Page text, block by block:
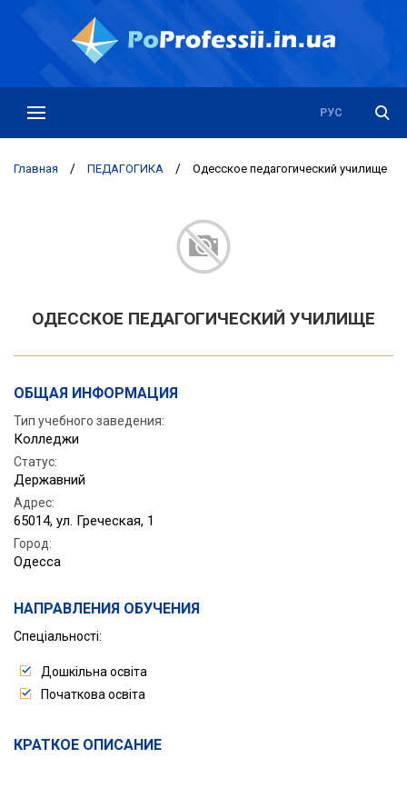
РУС
УКР
Главная / ПЕДАГОГИКА / Одесское педагогический училище
ОДЕССКОЕ ПЕДАГОГИЧЕСКИЙ УЧИЛИЩЕ
ОБЩАЯ ИНФОРМАЦИЯ
Тип учебного заведения:
Колледжи
Статус:
Державний
Адрес:
65014, ул. Греческая, 1
Город:
Одесса
НАПРАВЛЕНИЯ ОБУЧЕНИЯ
Спеціальності:
Дошкільна освіта
Початкова освіта
КРАТКОЕ ОПИСАНИЕ